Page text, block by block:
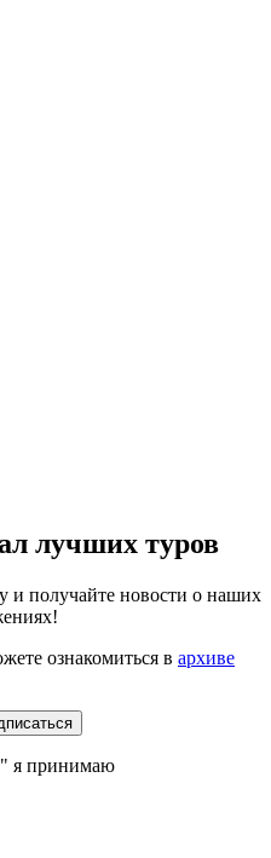
лучших туров
и получайте новости о наших
ознакомиться в архиве
я принимаю